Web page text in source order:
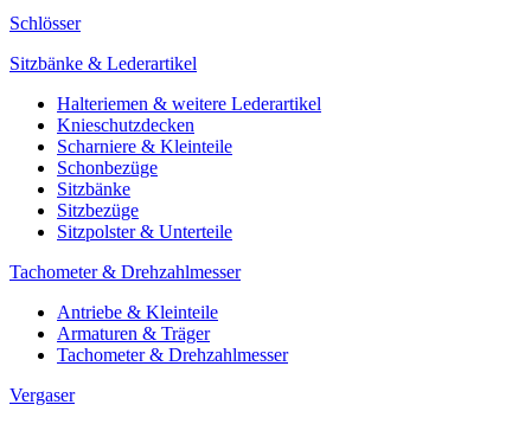
Schlösser
Sitzbänke & Lederartikel
Halteriemen & weitere Lederartikel
Knieschutzdecken
Scharniere & Kleinteile
Schonbezüge
Sitzbänke
Sitzbezüge
Sitzpolster & Unterteile
Tachometer & Drehzahlmesser
Antriebe & Kleinteile
Armaturen & Träger
Tachometer & Drehzahlmesser
Vergaser